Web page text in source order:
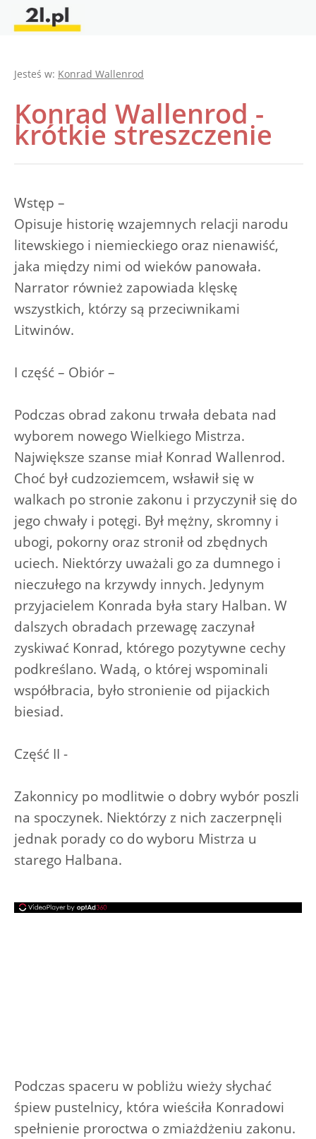
Jesteś w: Konrad Wallenrod
Konrad Wallenrod -
krótkie streszczenie
Wstęp –
Opisuje historię wzajemnych relacji narodu
litewskiego i niemieckiego oraz nienawiść,
jaka między nimi od wieków panowała.
Narrator również zapowiada klęskę
wszystkich, którzy są przeciwnikami
Litwinów.
I część – Obiór –
Podczas obrad zakonu trwała debata nad
wyborem nowego Wielkiego Mistrza.
Największe szanse miał Konrad Wallenrod.
Choć był cudzoziemcem, wsławił się w
walkach po stronie zakonu i przyczynił się do
jego chwały i potęgi. Był mężny, skromny i
ubogi, pokorny oraz stronił od zbędnych
uciech. Niektórzy uważali go za dumnego i
nieczułego na krzywdy innych. Jedynym
przyjacielem Konrada była stary Halban. W
dalszych obradach przewagę zaczynał
zyskiwać Konrad, którego pozytywne cechy
podkreślano. Wadą, o której wspominali
współbracia, było stronienie od pijackich
biesiad.
Część II -
Zakonnicy po modlitwie o dobry wybór poszli
na spoczynek. Niektórzy z nich zaczerpnęli
jednak porady co do wyboru Mistrza u
starego Halbana.
Podczas spaceru w pobliżu wieży słychać
śpiew pustelnicy, która wieściła Konradowi
spełnienie proroctwa o zmiażdżeniu zakonu.